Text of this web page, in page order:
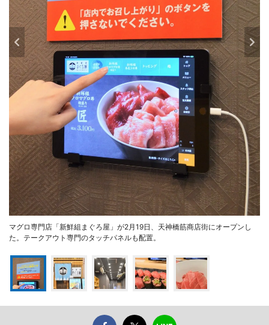
マグロ専門店「新鮮組まぐろ屋」が2月19日、天神橋筋商店街にオープンし
た。テークアウト専門のタッチパネルも配置。